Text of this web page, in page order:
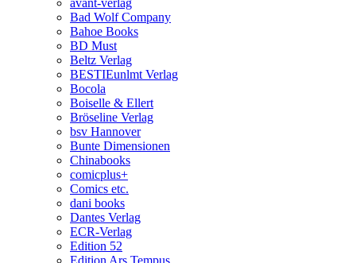
avant-verlag
Bad Wolf Company
Bahoe Books
BD Must
Beltz Verlag
BESTIEunlmt Verlag
Bocola
Boiselle & Ellert
Bröseline Verlag
bsv Hannover
Bunte Dimensionen
Chinabooks
comicplus+
Comics etc.
dani books
Dantes Verlag
ECR-Verlag
Edition 52
Edition Ars Tempus